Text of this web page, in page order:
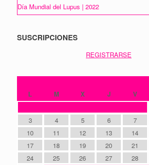
Día Mundial del Lupus | 2022
SUSCRIPCIONES
REGISTRARSE
L
M X J V
3
4 5 6 7
10
11 12 13 14
17
18 19 20 21
24
25 26 27 28